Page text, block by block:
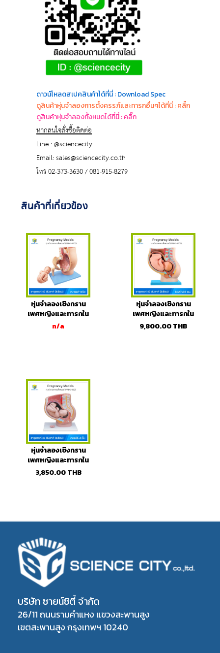
ดาวน์โหลดสเปคสินค้าได้ที่นี่ : Download Spec
ดูสินค้าหุ่นจำลองการตั้งครรภ์และทารกอื่นๆได้ที่นี่ : คลิ๊ก
ดูสินค้าหุ่นจำลองทั้งหมดได้ที่นี่ : คลิ๊ก
หากสนใจสั่งซื้อติดต่อ
Line : @sciencecity
Email: sales@sciencecity.co.th
โทร 02-373-3630 / 081-915-8279
สินค้าที่เกี่ยวข้อง
หุ่นจำลองเชิงกราน
เพศหญิงและทารกใน
ครรภ์
n/a
หุ่นจำลองเชิงกราน
เพศหญิงและทารกใน
ครรภ์
9,800.00THB
หุ่นจำลองเชิงกราน
เพศหญิงและทารกใน
ครรภ์ (4ชิ้น)
3,850.00 THB
บริษัท ซายน์ซิตี้ จำกัด
26/11 ถนนรามคำแหง แขวงสะพานสูง
เขตสะพานสูง กรุงเทพฯ 10240